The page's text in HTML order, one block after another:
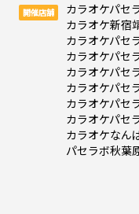
開催店舗
カラオケパセ
カラオケ新宿
カラオケパセ
カラオケパセ
カラオケパセ
カラオケパセ
カラオケパセ
カラオケパセ
カラオケなん
パセラボ秋葉